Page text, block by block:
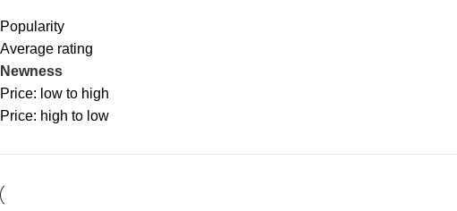
Popularity
Average rating
Newness
Price: low to high
Price: high to low